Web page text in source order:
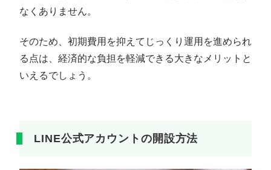
なくありません。
そのため、初期費用を抑えてじっくり運用を進められ
る点は、経済的な負担を軽減できる大きなメリットと
いえるでしょう。
LINE公式アカウントの開設方法